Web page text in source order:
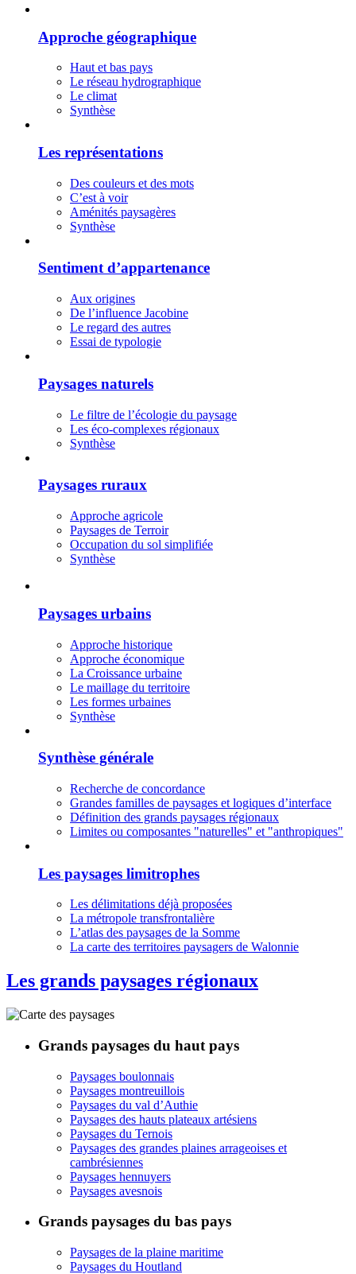
Approche géographique
Haut et bas pays
Le réseau hydrographique
Le climat
Synthèse
Les représentations
Des couleurs et des mots
C’est à voir
Aménités paysagères
Synthèse
Sentiment d’appartenance
Aux origines
De l’influence Jacobine
Le regard des autres
Essai de typologie
Paysages naturels
Le filtre de l’écologie du paysage
Les éco-complexes régionaux
Synthèse
Paysages ruraux
Approche agricole
Paysages de Terroir
Occupation du sol simplifiée
Synthèse
Paysages urbains
Approche historique
Approche économique
La Croissance urbaine
Le maillage du territoire
Les formes urbaines
Synthèse
Synthèse générale
Recherche de concordance
Grandes familles de paysages et logiques d’interface
Définition des grands paysages régionaux
Limites ou composantes "naturelles" et "anthropiques"
Les paysages limitrophes
Les délimitations déjà proposées
La métropole transfrontalière
L’atlas des paysages de la Somme
La carte des territoires paysagers de Walonnie
Les grands paysages régionaux
Grands paysages du haut pays
Paysages boulonnais
Paysages montreuillois
Paysages du val d’Authie
Paysages des hauts plateaux artésiens
Paysages du Ternois
Paysages des grandes plaines arrageoises et
cambrésiennes
Paysages hennuyers
Paysages avesnois
Grands paysages du bas pays
Paysages de la plaine maritime
Paysages du Houtland